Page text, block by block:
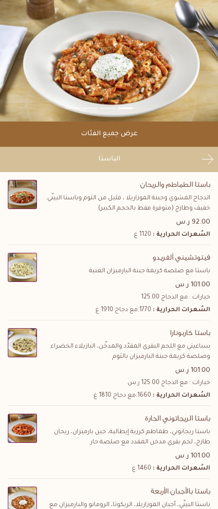
عرض جميع الفئات
الباستا
باستا الطماطم والريحان
الدجاج المشوي وجبنة الموزاريلا ، قليل من الثوم وباستا البينّي.
خفيف وطازج (متوفرة فقط بالحجم الكبير)
92.00 ر.س
السُعرات الحرارية :
فيتوتشيني ألفريدو
باستا مع صلصة كريمة جبنة البارميزان الغنية
101.00 ر.س
خيارات : مع الدجاج 125.00
السُعرات الحرارية :
باستا كاربونارا
سباغيتي مع اللحم البقري المقدّد والمدخّن، البازيلاء الخضراء
وصلصة كريمة جبنة البارميزان بالثوم
101.00 ر.س
خيارات : مع الدجاج 125.00 ر.س
السُعرات الحرارية :
باستا الريجاتوني الحارة
باستا ريجاتوني، طماطم كرزية إيطالية، جبن بارميزان، ريحان
طازج، لحم بقري مدخن المقدد مع صلصة حار
101.00 ر.س
السُعرات الحرارية :
باستا بالأجبان الأربعة
باستا البينّي، أجبان الموزاريلا، الريكوتا، الرومانو والبارميزان مع